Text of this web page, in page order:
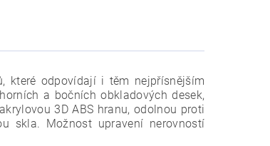
které odpovídají i těm nejpřísnějším
a bočních obkladových desek,
3D ABS hranu, odolnou proti
skla. Možnost upravení nerovností